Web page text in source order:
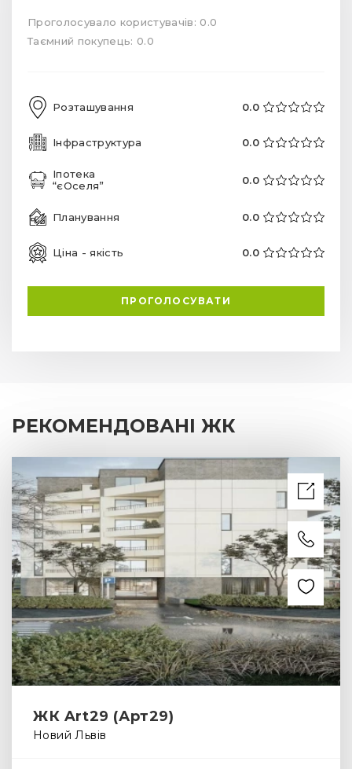
Проголосувало користувачів: 0.0
Таємний покупець: 0.0
Розташування 0.0
Інфраструктура 0.0
Іпотека
“єОселя”
0.0
Планування 0.0
Ціна - якість 0.0
ПРОГОЛОСУВАТИ
РЕКОМЕНДОВАНІ ЖК
ЖК Art29 (Арт29)
Новий Львів